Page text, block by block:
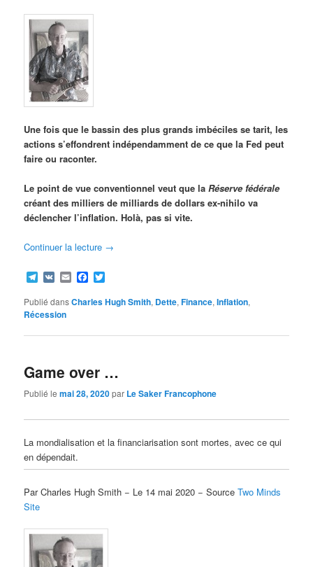
Une fois que le bassin des plus grands imbéciles se tarit, les
actions s’effondrent indépendamment de ce que la Fed peut
faire ou raconter.
Le point de vue conventionnel veut que la Réserve fédérale
créant des milliers de milliards de dollars ex-nihilo va
déclencher l’inflation. Holà, pas si vite.
Continuer la lecture →
Telegram
VK EmailFacebook
Publié dansCharles Hugh Smith, Dette,Finance,Inflation,
Récession
Game over …
Publié lemai 28, 2020par Le Saker Francophone
La mondialisation et la financiarisation sont mortes, avec ce qui
en dépendait.
Par Charles Hugh Smith − Le 14 mai 2020 − SourceTwo Minds
Site